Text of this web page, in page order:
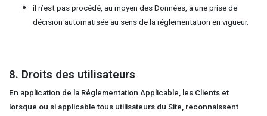
il n’est pas procédé, au moyen des Données, à une prise de
décision automatisée au sens de la réglementation en vigueur.
8. Droits des utilisateurs
En application de la Réglementation Applicable, les Clients et
lorsque ou si applicable tous utilisateurs du Site, reconnaissent